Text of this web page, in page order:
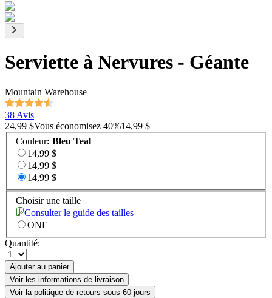
Serviette à Nervures - Géante
Mountain Warehouse
38 Avis
24,99 $Vous économisez 40%14,99 $
Couleur: Bleu Teal
14,99 $
14,99 $
14,99 $
Choisir une taille
Consulter le guide des tailles
ONE
Quantité:
Ajouter au panier
Voir les informations de livraison
Voir la politique de retours sous 60 jours